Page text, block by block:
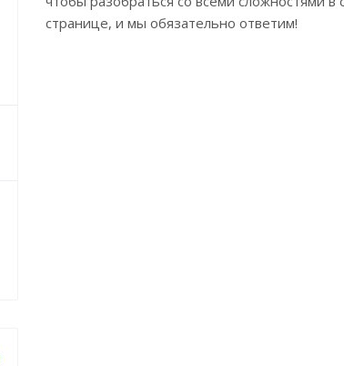
странице, и мы обязательно ответим!